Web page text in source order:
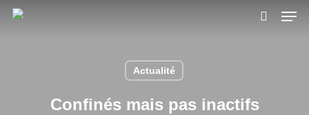
Skip
Actualité
Confinés mais pas inactifs